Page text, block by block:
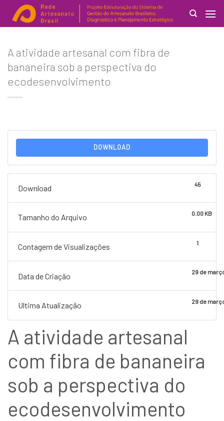
for:
A atividade artesanal com fibra de
bananeira sob a perspectiva do
ecodesenvolvimento
DOWNLOAD
Download 45
Tamanho do Arquivo 0.00 KB
Contagem de Visualizações 1
Data de Criação 29 de
Ultima Atualização 29 de
A atividade artesanal
com fibra de bananeira
sob a perspectiva do
ecodesenvolvimento